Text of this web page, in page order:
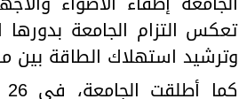
تعكس التزام الجامعة
وترشيد استهلاك الطاقة بين